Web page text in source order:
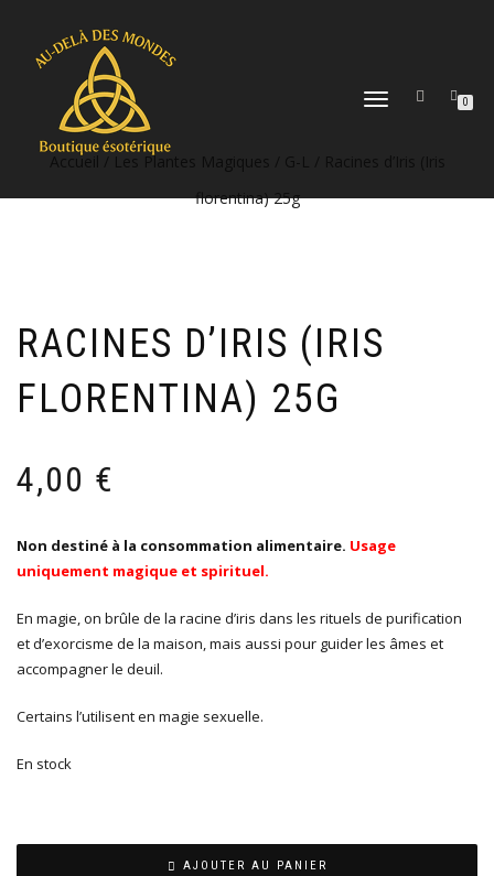
DÉPLIER
0
Accueil Les Plantes Magiques
florentina) 25g
RACINES D’IRIS (IRIS
FLORENTINA) 25G
4,00 €
Non destiné à la consommation alimentaire. Usage
uniquement magique et spirituel.
En magie, on brûle de la racine d’iris dans les rituels de purification
et d’exorcisme de la maison, mais aussi pour guider les âmes et
accompagner le deuil.
Certains l’utilisent en magie sexuelle.
En stock
AJOUTER AU PANIER